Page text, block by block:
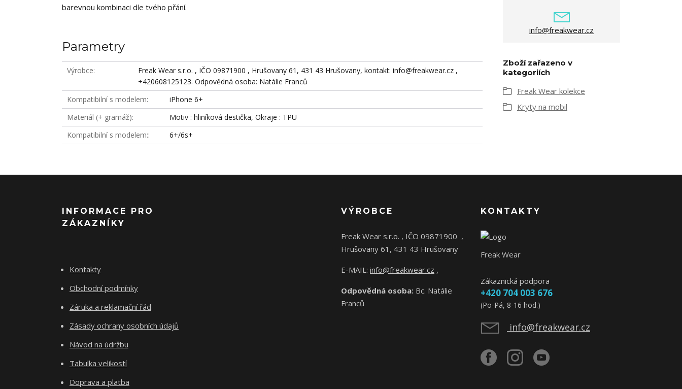
barevnou kombinaci dle tvého přání.
Parametry
Výrobce
Freak Wear s.r.o. , IČO 09871900 , Hrušovany 61, 431 43 Hrušovany, kontakt: info@freakwear.cz ,
+420608125123. Odpovědná osoba: Natálie Franců
Kompatibilní s modelem
iPhone 6+
Materiál (+ gramáž)
Motiv : hliníková destička, Okraje : TPU
Kompatibilní s modelem:
6+/6s+
info@freakwear.cz
Zboží zařazeno v
kategoriích
Freak Wear kolekce
Kryty na mobil
INFORMACE PRO
ZÁKAZNÍKY
Kontakty
Obchodní podmínky
Záruka a reklamační řád
Zásady ochrany osobních údajů
Návod na údržbu
Tabulka velikostí
Doprava a platba
VÝROBCE
Freak Wear s.r.o. , IČO 09871900 ,
Hrušovany 61, 431 43 Hrušovany
E-MAIL: info@freakwear.cz ,
Odpovědná osoba: Bc. Natálie
Franců
KONTAKTY
Freak Wear
Zákaznická podpora
+420 704 003 676
(Po-Pá, 8-16 hod.)
info@freakwear.cz